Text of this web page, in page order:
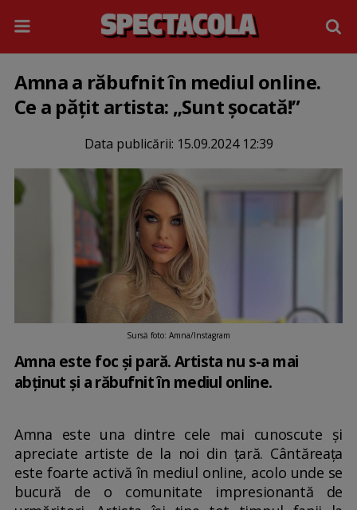
Amna a răbufnit în mediul online.
Ce a pățit artista: „Sunt șocată!”
Data publicării: 15.09.2024 12:39
Sursă foto: Amna/Instagram
Amna este foc și pară. Artista nu s-a mai
abținut și a răbufnit în mediul online.
Amna este una dintre cele mai cunoscute și
apreciate artiste de la noi din țară. Cântăreața
este foarte activă în mediul online, acolo unde se
bucură de o comunitate impresionantă de